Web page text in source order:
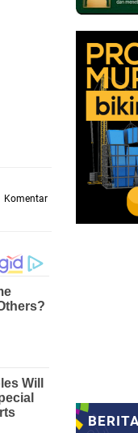
Komentar